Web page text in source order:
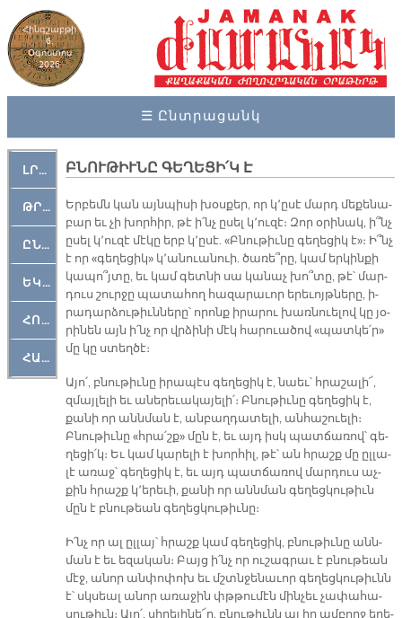
Հինգշաբթի
6,
Օգոստոս
2026
☰ Ընտրացանկ
ԼՐԱՀՈՍ
ԹՐՔԱՀԱՅ ԿԵԱՆՔ
ԸՆԿԵՐԱՄՇԱԿՈՒԹԱՅԻՆ
ԵԿԵՂԵՑԱԿԱՆ
ՀՈԳԵՄՏԱՒՈՐ
ՀԱՐԹԱԿ
ԲՆՈՒԹԻՒՆԸ ԳԵՂԵՑԻ՛Կ Է
Եր­բեմն կան այն­պի­սի խօս­քեր, որ կ՚ը­սէ մարդ մե­քե­նա­
բար եւ չի խոր­հիր, թէ ի՛նչ ը­սել կ՚ու­զէ։ Զոր օ­րի­նակ, ի՞նչ
ը­սել կ՚ու­զէ մէ­կը երբ կ՚ը­սէ. «Բնու­թիւ­նը գե­ղե­ցիկ է»։ Ի՞նչ
է որ «գե­ղե­ցիկ» կ՚ա­նուա­նուի. ծա­ռե՞­րը, կամ եր­կին­քի
կա­պո՞յ­տը, եւ կամ գետ­նի սա կա­նաչ խո՞­տը, թէ՝ մար­
դուս շուր­ջը պա­տա­հող հա­զա­րա­ւոր ե­րե­ւոյթ­նե­րը, ի­
րա­դար­ձու­թիւն­նե­րը՝ ո­րոնք ի­րա­րու խառ­նուե­լով կը յօ­
րի­նեն այն ի՛նչ որ վրձի­նի մէկ հարուա­ծով «պատ­կե՛ր»
մը կը ստեղ­ծէ։
Ա­յո՛, բնու­թիւ­նը ի­րա­պէս գե­ղե­ցիկ է, նաեւ՝ հրա­շա­լի՜,
զմայ­լե­լի եւ ա­նե­րե­ւա­կա­յե­լի՛։ Բնու­թիւ­նը գե­ղե­ցիկ է,
քա­նի որ աննման է, ան­բաղ­դա­տե­լի, ան­հա­շուե­լի։
Բնու­թիւ­նը «հրա՛շք» մըն է, եւ այդ իսկ պատ­ճա­ռով՝ գե­
ղե­ցի՛կ։ Եւ կամ կա­րե­լի է խոր­հիլ, թէ՝ ան հրաշք մը ըլ­լա­
լէ ա­ռաջ՝ գե­ղե­ցիկ է, եւ այդ պատ­ճա­ռով մար­դուս աչ­
քին հրաշք կ՚ե­րե­ւի, քա­նի որ անն­ման գե­ղեց­կու­թիւն
մըն է բնու­թեան գե­ղեց­կու­թիւ­նը։
Ի՛նչ որ ալ ըլ­լայ՝ հրաշք կամ գե­ղե­ցիկ, բնու­թիւ­նը անն­
ման է եւ ե­զա­կան։ Բայց ի՛նչ որ ու­շագ­րաւ է բնու­թեան
մէջ, ա­նոր ան­փո­փոխ եւ մշտնջե­նա­ւոր գե­ղեց­կու­թիւնն
է՝ սկսեալ ա­նոր ա­ռա­ջին փթթու­մէն մին­չեւ չա­փա­հա­
սու­թիւն։ Ա­յո՛, սի­րե­լի­նե՜ր, բնու­թիւնն ալ իր ամ­բողջ ե­րե­